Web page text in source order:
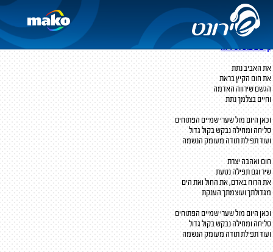
מול שערי שמיים
מילים:גולן שחר
עופר המרמן
קיים ביצוע לשיר זה
את האביב נתת
את חום הקיץ בראת
הגשם שירווה האדמה
וחיים בצלמך נתת
וכאן היום מול שערי שמיים הפתוחים
סליחה ומחילה נבקש בקול גדול
ועוד תפילת תודה מעומק הנשמה
חום ואהבה יצרת
שיר וגם תפילה נטעת
את הרוח באדם, את החול ואת הים
מגדולתך ועוצמתך הענקת
וכאן היום מול שערי שמיים הפתוחים
סליחה ומחילה נבקש בקול גדול
ועוד תפילת תודה מעומק הנשמה